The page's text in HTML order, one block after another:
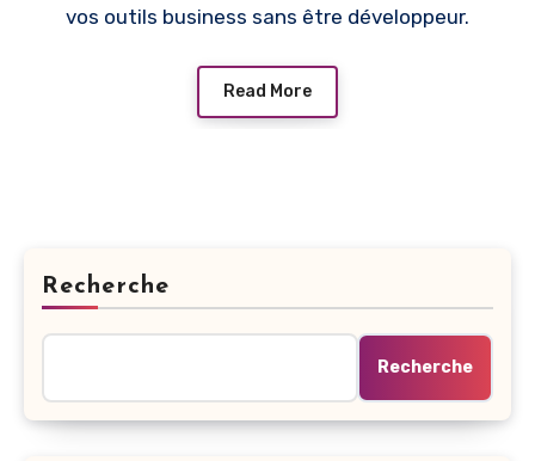
vos outils business sans être développeur.
Read More
Recherche
Recherche